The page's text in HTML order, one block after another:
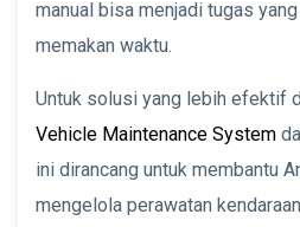
manual bisa menjadi tugas
memakan waktu.
Untuk solusi yang lebih efektif
Vehicle Maintenance System
ini dirancang untuk membantu
mengelola perawatan